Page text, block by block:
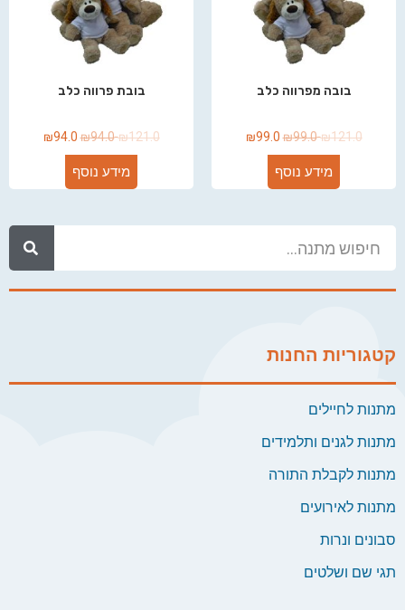
קטגוריות החנות
מתנות לחיילים
מתנות לגנים ותלמידים
מתנות לקבלת התורה
מתנות לאירועים
סבונים ונרות
תגי שם ושלטים
בובה מפרווה כלב
₪121.0
₪99.0
₪99.0
מידע נוסף
בובת פרווה כלב
₪121.0
₪94.0
₪94.0
מידע נוסף